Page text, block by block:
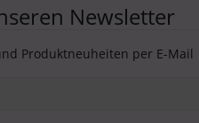
Newsletter
Produktneuheiten per E-Mail